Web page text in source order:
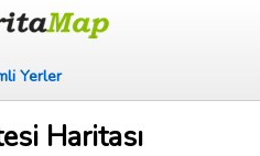
Yerler
Haritası